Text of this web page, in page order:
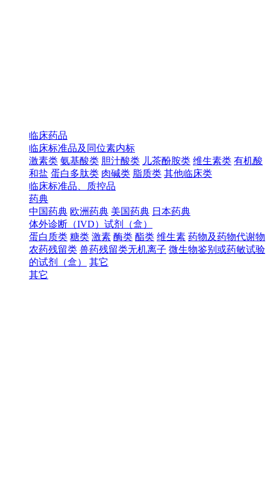
临床药品
临床标准品及同位素内标
激素类 氨基酸类 胆汁酸类 儿茶酚胺类 维生素类 有机酸
和盐 蛋白多肽类 肉碱类 脂质类 其他临床类
临床标准品、质控品
药典
中国药典 欧洲药典 美国药典 日本药典
体外诊断（IVD）试剂（盒）
蛋白质类 糖类 激素 酶类 酯类 维生素 药物及药物代谢物
农药残留类 兽药残留类无机离子 微生物鉴别或药敏试验
的试剂（盒）
其它
其它